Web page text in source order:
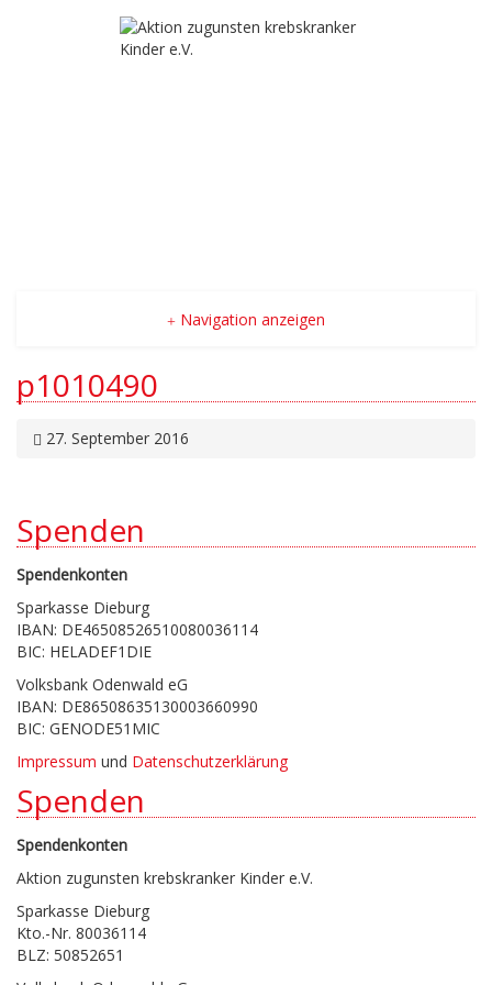
Navigation anzeigen
p1010490
27. September 2016
Spenden
Spendenkonten
Sparkasse Dieburg
IBAN: DE46508526510080036114
BIC: HELADEF1DIE
Volksbank Odenwald eG
IBAN: DE86508635130003660990
BIC: GENODE51MIC
Impressum und Datenschutzerklärung
Spenden
Spendenkonten
Aktion zugunsten krebskranker Kinder e.V.
Sparkasse Dieburg
Kto.-Nr. 80036114
BLZ: 50852651